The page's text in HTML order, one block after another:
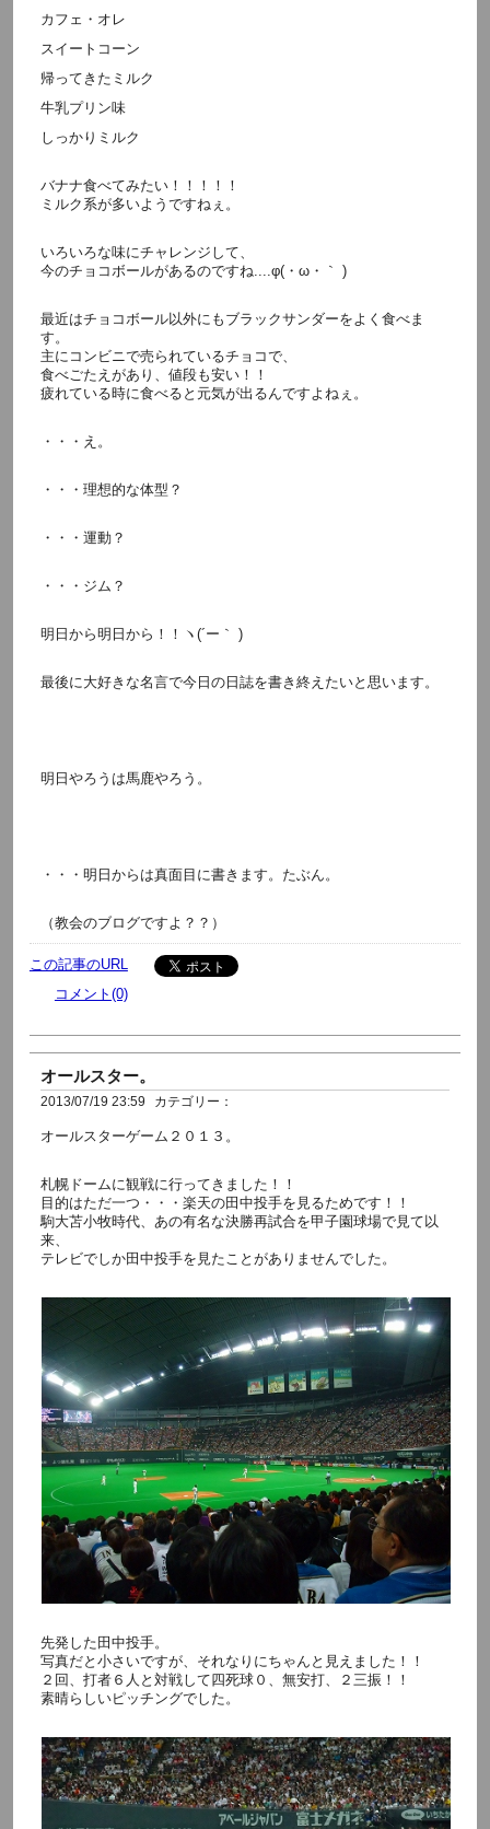
カフェ・オレ
スイートコーン
帰ってきたミルク
牛乳プリン味
しっかりミルク
バナナ食べてみたい！！！！！
ミルク系が多いようですねぇ。
いろいろな味にチャレンジして、
今のチョコボールがあるのですね....φ(・ω・｀ )
最近はチョコボール以外にもブラックサンダーをよく食べま
す。
主にコンビニで売られているチョコで、
食べごたえがあり、値段も安い！！
疲れている時に食べると元気が出るんですよねぇ。
・・・え。
・・・理想的な体型？
・・・運動？
・・・ジム？
明日から明日から！！ヽ(´ー｀ )
最後に大好きな名言で今日の日誌を書き終えたいと思います。
明日やろうは馬鹿やろう。
・・・明日からは真面目に書きます。たぶん。
（教会のブログですよ？？）
この記事のURL
コメント(0)
オールスター。
2013/07/19 23:59 カテゴリー：
オールスターゲーム２０１３。
札幌ドームに観戦に行ってきました！！
目的はただ一つ・・・楽天の田中投手を見るためです！！
駒大苫小牧時代、あの有名な決勝再試合を甲子園球場で見て以
来、
テレビでしか田中投手を見たことがありませんでした。
先発した田中投手。
写真だと小さいですが、それなりにちゃんと見えました！！
２回、打者６人と対戦して四死球０、無安打、２三振！！
素晴らしいピッチングでした。